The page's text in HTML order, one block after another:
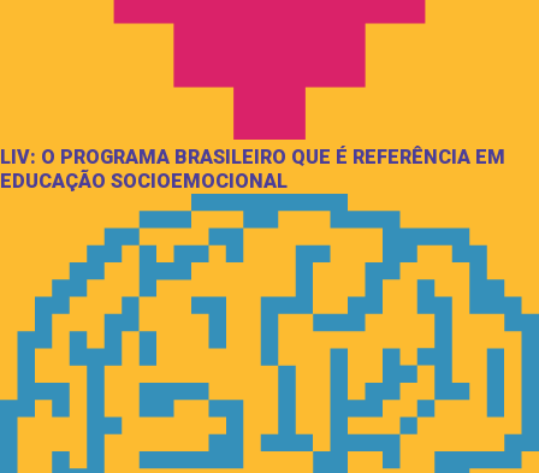
LIV: O PROGRAMA BRASILEIRO QUE É REFERÊNCIA EM
EDUCAÇÃO SOCIOEMOCIONAL